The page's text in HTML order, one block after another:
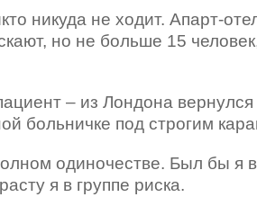
никуда не ходит. Апарт-
но не больше 15
– из Лондона
больничке под строгим
одиночестве. Был бы я
я в группе риска.